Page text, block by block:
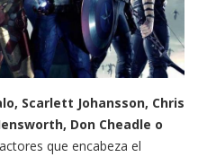
Scarlett Johansson, Chris
Don Cheadle o
que encabeza el